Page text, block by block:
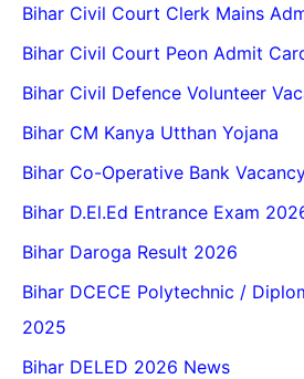
Bihar Civil Court Clerk Mains
Bihar Civil Court Peon Admit
Bihar Civil Defence Volunteer
Bihar CM Kanya Utthan Yojana
Bihar Co-Operative Bank
Bihar D.El.Ed Entrance Exam
Bihar Daroga Result 2026
Bihar DCECE Polytechnic /
2025
Bihar DELED 2026 News